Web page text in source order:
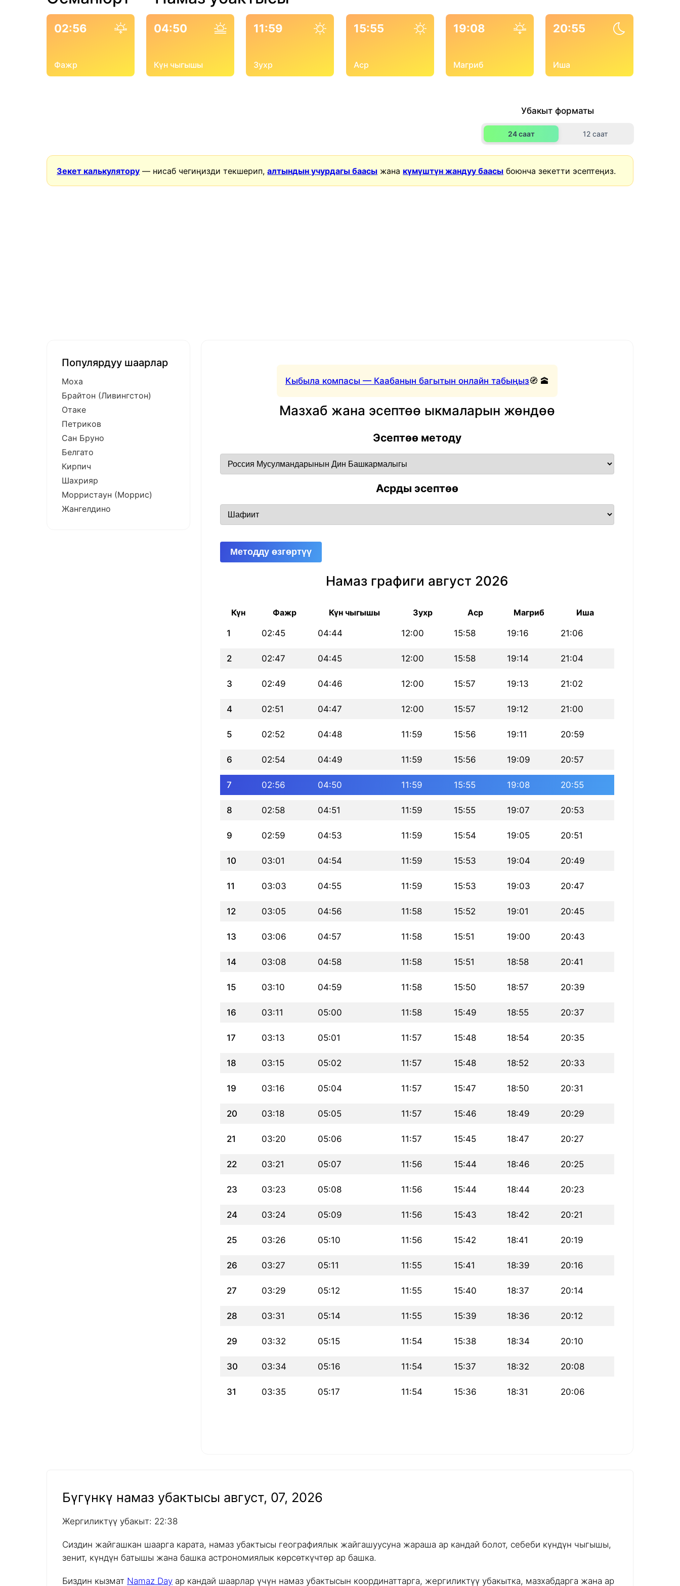
02:56
Фажр
04:50
Күн чыгышы
11:59
Зухр
15:55
Аср
19:08
Магриб
20:55
Иша
Убакыт форматы
24 саат 12 саат
Зекет калькулятору — нисаб чегиңизди текшерип,алтындын учурдагы баасы жана күмүштүн жандуу баасы боюнча зекетти эсептеңиз.
Кыбыла компасы — Каабанын багытын онлайн табыңыз🧭 🕋
Мазхаб жана эсептөө ыкмаларын жөндөө
Эсептөө методу
Асрды эсептөө
Методду өзгөртүү
Намаз графиги август 2026
Күн Фажр Күн чыгышы Зухр Аср Магриб Иша
1 02:45 04:44 12:00 15:58 19:16 21:06
2 02:47 04:45 12:00 15:58 19:14 21:04
3 02:49 04:46 12:00 15:57 19:13 21:02
4 02:51 04:47 12:00 15:57 19:12 21:00
5 02:52 04:48 11:59 15:56 19:11 20:59
6 02:54 04:49 11:59 15:56 19:09 20:57
7 02:56 04:50 11:59 15:55 19:08 20:55
8 02:58 04:51 11:59 15:55 19:07 20:53
9 02:59 04:53 11:59 15:54 19:05 20:51
10 03:01 04:54 11:59 15:53 19:04 20:49
11 03:03 04:55 11:59 15:53 19:03 20:47
12 03:05 04:56 11:58 15:52 19:01 20:45
13 03:06 04:57 11:58 15:51 19:00 20:43
14 03:08 04:58 11:58 15:51 18:58 20:41
15 03:10 04:59 11:58 15:50 18:57 20:39
16 03:11 05:00 11:58 15:49 18:55 20:37
17 03:13 05:01 11:57 15:48 18:54 20:35
18 03:15 05:02 11:57 15:48 18:52 20:33
19 03:16 05:04 11:57 15:47 18:50 20:31
20 03:18 05:05 11:57 15:46 18:49 20:29
21 03:20 05:06 11:57 15:45 18:47 20:27
22 03:21 05:07 11:56 15:44 18:46 20:25
23 03:23 05:08 11:56 15:44 18:44 20:23
24 03:24 05:09 11:56 15:43 18:42 20:21
25 03:26 05:10 11:56 15:42 18:41 20:19
26 03:27 05:11 11:55 15:41 18:39 20:16
27 03:29 05:12 11:55 15:40 18:37 20:14
28 03:31 05:14 11:55 15:39 18:36 20:12
29 03:32 05:15 11:54 15:38 18:34 20:10
30 03:34 05:16 11:54 15:37 18:32 20:08
31 03:35 05:17 11:54 15:36 18:31 20:06
Популярдуу шаарлар
Моха
Брайтон (Ливингстон)
Отаке
Петриков
Сан Бруно
Белгато
Кирпич
Шахрияр
Морристаун (Моррис)
Жангелдино
Бүгүнкү намаз убактысы август, 07, 2026
Жергиликтүү убакыт: 22:38
Сиздин жайгашкан шаарга карата, намаз убактысы географиялык жайгашуусуна жараша ар кандай болот, себеби күндүн чыгышы,
зенит, күндүн батышы жана башка астрономиялык көрсөткүчтөр ар башка.
Биздин кызмат Namaz Day ар кандай шаарлар үчүн намаз убактысын координаттарга, жергиликтүү убакытка, мазхабдарга жана ар